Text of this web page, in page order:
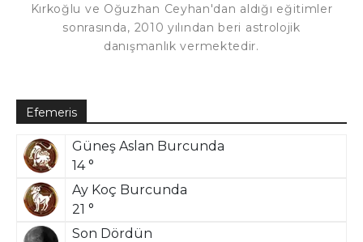
Kırkoğlu ve Oğuzhan Ceyhan'dan aldığı eğitimler
sonrasında, 2010 yılından beri astrolojik
danışmanlık vermektedir.
Efemeris
Güneş Aslan Burcunda
14 °
Ay Koç Burcunda
21 °
Son Dördün